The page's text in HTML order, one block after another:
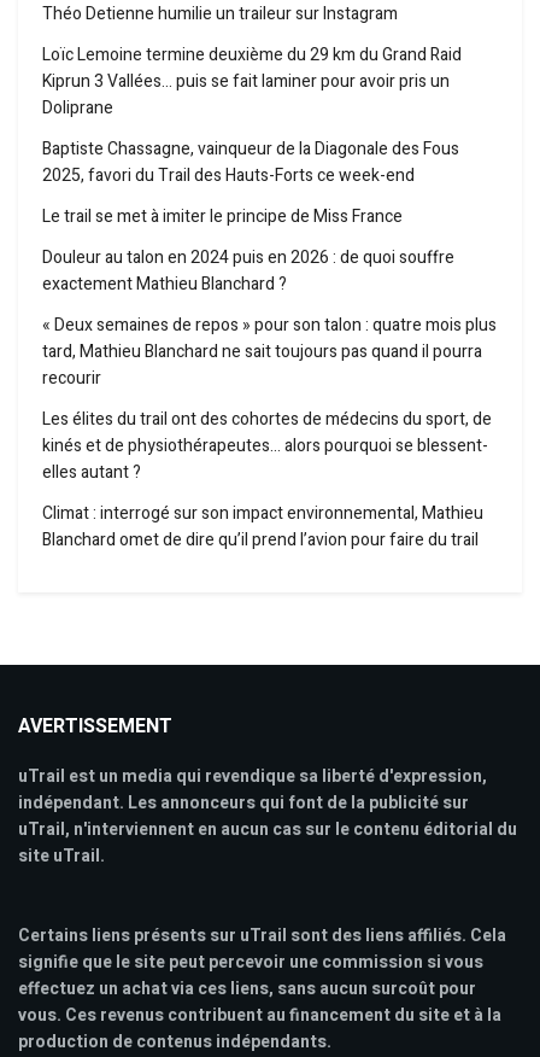
Théo Detienne humilie un traileur sur Instagram
Loïc Lemoine termine deuxième du 29 km du Grand Raid
Kiprun 3 Vallées… puis se fait laminer pour avoir pris un
Doliprane
Baptiste Chassagne, vainqueur de la Diagonale des Fous
2025, favori du Trail des Hauts-Forts ce week-end
Le trail se met à imiter le principe de Miss France
Douleur au talon en 2024 puis en 2026 : de quoi souffre
exactement Mathieu Blanchard ?
« Deux semaines de repos » pour son talon : quatre mois plus
tard, Mathieu Blanchard ne sait toujours pas quand il pourra
recourir
Les élites du trail ont des cohortes de médecins du sport, de
kinés et de physiothérapeutes… alors pourquoi se blessent-
elles autant ?
Climat : interrogé sur son impact environnemental, Mathieu
Blanchard omet de dire qu’il prend l’avion pour faire du trail
AVERTISSEMENT
uTrail est un media qui revendique sa liberté d'expression,
indépendant. Les annonceurs qui font de la publicité sur
uTrail, n'interviennent en aucun cas sur le contenu éditorial du
site uTrail.
Certains liens présents sur uTrail sont des liens affiliés. Cela
signifie que le site peut percevoir une commission si vous
effectuez un achat via ces liens, sans aucun surcoût pour
vous. Ces revenus contribuent au financement du site et à la
production de contenus indépendants.